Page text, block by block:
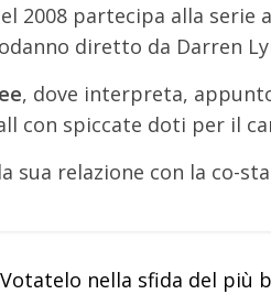
2008 partecipa alla serie
diretto da Darren
, dove interpreta,
con spiccate doti per il
sua relazione con la co-
nella sfida del più